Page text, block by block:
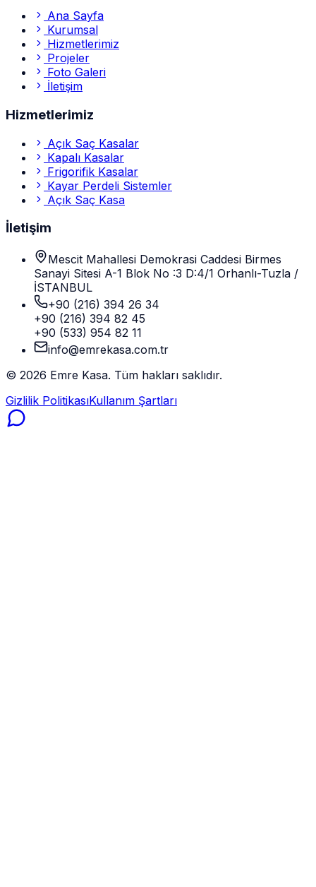
Ana Sayfa
Kurumsal
Hizmetlerimiz
Projeler
Foto Galeri
İletişim
Hizmetlerimiz
Açık Saç Kasalar
Kapalı Kasalar
Frigorifik Kasalar
Kayar Perdeli Sistemler
Açık Saç Kasa
İletişim
Mescit Mahallesi Demokrasi Caddesi Birmes
Sanayi Sitesi A-1 Blok No :3 D:4/1 Orhanlı-Tuzla /
İSTANBUL
+90 (216) 394 26 34
+90 (216) 394 82 45
+90 (533) 954 82 11
info@emrekasa.com.tr
© 2026 Emre Kasa. Tüm hakları saklıdır.
Gizlilik PolitikasıKullanım Şartları